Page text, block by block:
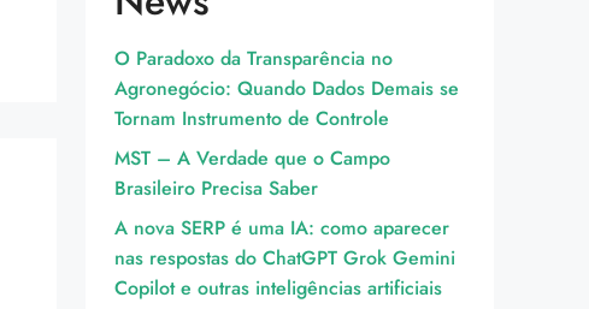
O Paradoxo da Transparência no
Agronegócio: Quando Dados Demais se
Tornam Instrumento de Controle
MST – A Verdade que o Campo
Brasileiro Precisa Saber
A nova SERP é uma IA: como aparecer
nas respostas do ChatGPT Grok Gemini
Copilot e outras inteligências artificiais